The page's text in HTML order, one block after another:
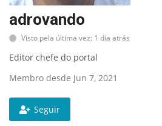
Entretenimento
Economia
Esportes
Expediente - Equipe de Jornalismo
adrovando
Visto pela última vez: 1 dia atrás
Editor chefe do portal
Membro desde Jun 7, 2021
Seguir